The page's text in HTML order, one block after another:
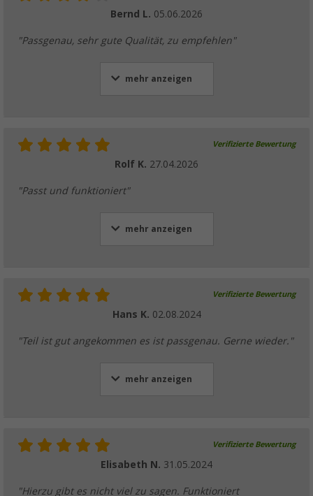
Bernd L. 05.06.2026
"Passgenau, sehr gute Qualität, zu empfehlen"
mehr anzeigen
Verifizierte Bewertung
Rolf K. 27.04.2026
"Passt und funktioniert"
mehr anzeigen
Verifizierte Bewertung
Hans K. 02.08.2024
"Teil ist gut angekommen es ist passgenau. Gerne wieder."
mehr anzeigen
Verifizierte Bewertung
Elisabeth N. 31.05.2024
"Hierzu gibt es nicht viel zu sagen. Funktioniert